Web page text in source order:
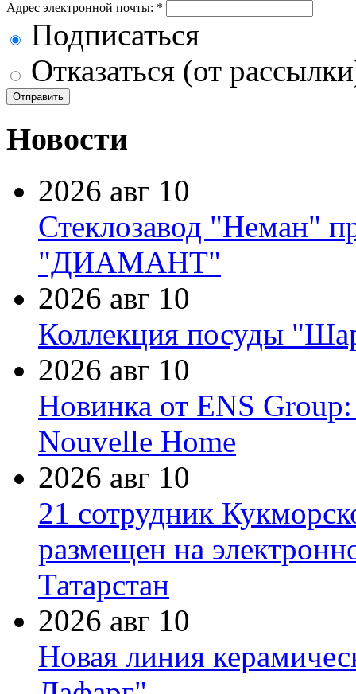
Адрес электронной почты: *
Подписаться
Отказаться (от
Новости
2026 авг 10
Стеклозавод "Неман"
"ДИАМАНТ"
2026 авг 10
Коллекция посуды
2026 авг 10
Новинка от ENS
Nouvelle Home
2026 авг 10
21 сотрудник
размещен на
Татарстан
2026 авг 10
Новая линия